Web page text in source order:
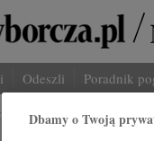
Odeszli Poradnik
Dbamy o Twoją